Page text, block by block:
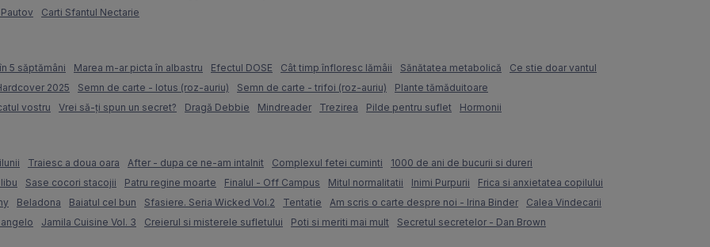
Carti Sfantul Nectarie
5 săptămâni Marea m-ar picta în albastru Efectul DOSE Cât timp înfloresc lămâii Sănătatea metabolică
Ce stie doar vantul
2025
Semn de carte - lotus (roz-auriu) Semn de carte - trifoi (roz-auriu)
Plante tămăduitoare
vostru
Vrei să-ți spun un secret? Dragă Debbie Mindreader Trezirea Pilde pentru suflet Hormonii
Traiesc a doua oara After - dupa ce ne-am intalnit Complexul fetei cuminti
1000 de ani de bucurii si dureri
Sase cocori stacojii Patru regine moarte Finalul - Off Campus Mitul normalitatii Inimi Purpurii
Frica si anxietatea copilului
Beladona Baiatul cel bun Sfasiere. Seria Wicked Vol.2 Tentatie Am scris o carte despre noi - Irina Binder
Calea Vindecarii
Jamila Cuisine Vol. 3 Creierul si misterele sufletului Poti si meriti mai mult Secretul secretelor - Dan Brown